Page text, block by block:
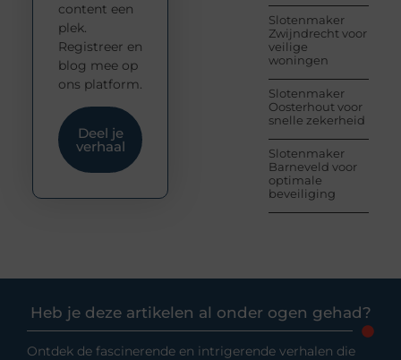
Slotenmaker
Zwijndrecht voor
veilige
woningen
Slotenmaker
Oosterhout voor
snelle zekerheid
Slotenmaker
Barneveld voor
optimale
beveiliging
content een
plek.
Registreer en
blog mee op
ons platform.
Deel je
verhaal
Heb je deze artikelen al onder ogen gehad?
Ontdek de fascinerende en intrigerende verhalen die